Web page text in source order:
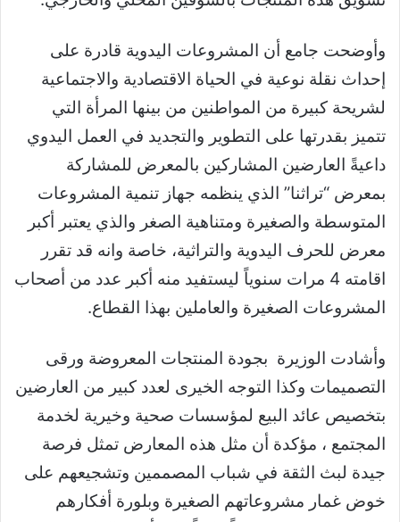
وأوضحت جامع أن المشروعات اليدوية قادرة على
إحداث نقلة نوعية في الحياة الاقتصادية والاجتماعية
لشريحة كبيرة من المواطنين من بينها المرأة التي
تتميز بقدرتها على التطوير والتجديد في العمل اليدوي
داعيةً العارضين المشاركين بالمعرض للمشاركة
بمعرض “تراثنا” الذي ينظمه جهاز تنمية المشروعات
المتوسطة والصغيرة ومتناهية الصغر والذي يعتبر أكبر
معرض للحرف اليدوية والتراثية، خاصة وانه قد تقرر
اقامته 4 مرات سنوياً ليستفيد منه أكبر عدد من أصحاب
المشروعات الصغيرة والعاملين بهذا القطاع.
وأشادت الوزيرة بجودة المنتجات المعروضة ورقى
التصميمات وكذا التوجه الخيرى لعدد كبير من العارضين
بتخصيص عائد البيع لمؤسسات صحية وخيرية لخدمة
المجتمع ، مؤكدة أن مثل هذه المعارض تمثل فرصة
جيدة لبث الثقة في شباب المصممين وتشجيعهم على
خوض غمار مشروعاتهم الصغيرة وبلورة أفكارهم